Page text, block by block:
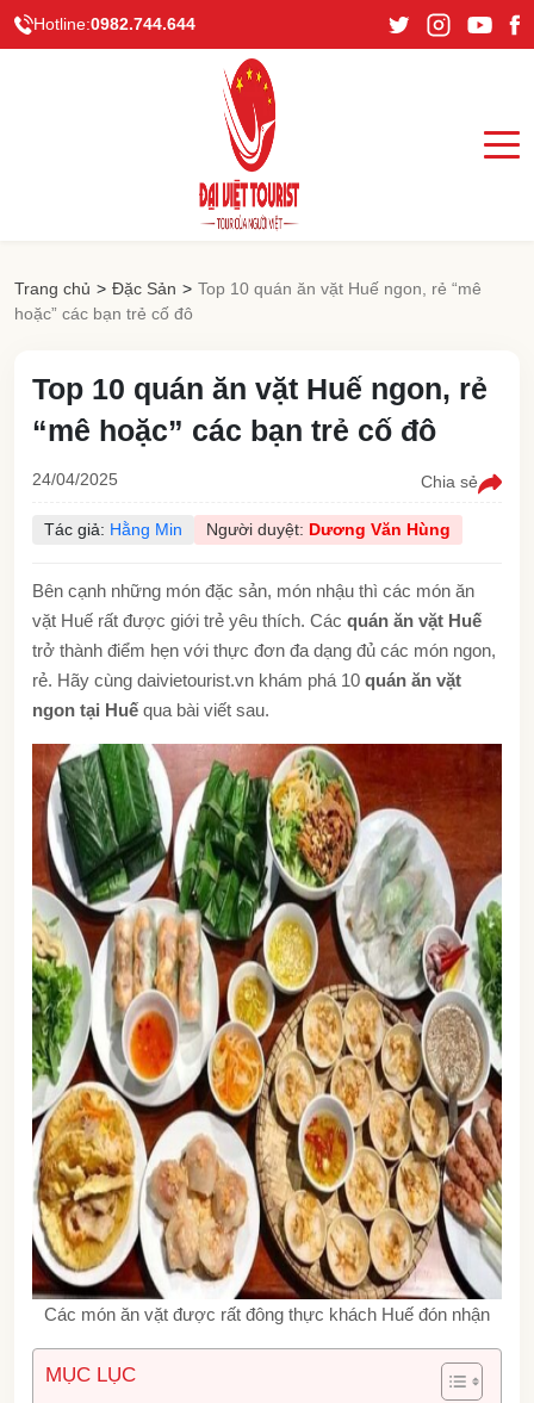
Hotline:0982.744.644
Trang chủ > Đặc Sản > Top 10 quán ăn vặt Huế ngon, rẻ “mê
hoặc” các bạn trẻ cố đô
Top 10 quán ăn vặt Huế ngon, rẻ
“mê hoặc” các bạn trẻ cố đô
24/04/2025 Chia sẻ
Tác giả: Hằng Min Người duyệt: Dương Văn Hùng
Bên cạnh những món đặc sản, món nhậu thì các món ăn
vặt Huế rất được giới trẻ yêu thích. Các quán ăn vặt Huế
trở thành điểm hẹn với thực đơn đa dạng đủ các món ngon,
rẻ. Hãy cùng daivietourist.vn khám phá 10 quán ăn vặt
ngon tại Huế qua bài viết sau.
Các món ăn vặt được rất đông thực khách Huế đón nhận
MỤC LỤC